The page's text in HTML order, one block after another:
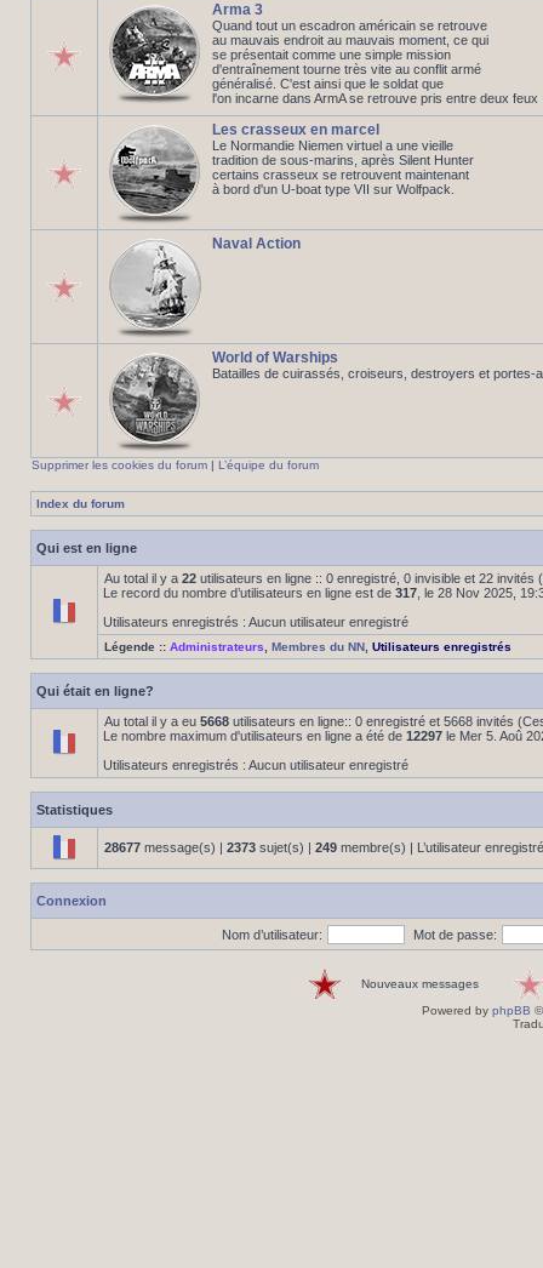
Arma 3
Quand tout un escadron américain se retrouve
au mauvais endroit au mauvais moment, ce qui
se présentait comme une simple mission
d'entraînement tourne très vite au conflit armé
généralisé. C'est ainsi que le soldat que
l'on incarne dans ArmA se retrouve pris entre deux feux
Les crasseux en marcel
Le Normandie Niemen virtuel a une vieille
tradition de sous-marins, après Silent Hunter
certains crasseux se retrouvent maintenant
à bord d'un U-boat type VII sur Wolfpack.
Naval Action
World of Warships
Batailles de cuirassés, croiseurs, destroyers et portes-
Supprimer les cookies du forum | L’équipe du forum
Index du forum
Qui est en ligne
Au total il y a 22 utilisateurs en ligne :: 0 enregistré, 0 invisible et 22
Le record du nombre d’utilisateurs en ligne est de 317 , le 28 Nov 2025,
Utilisateurs enregistrés : Aucun utilisateur enregistré
Légende :: Administrateurs Membres du NN Utilisateurs enregistrés
Qui était en ligne?
Au total il y a eu 5668 utilisateurs en ligne:: 0 enregistré et 5668 invités
Le nombre maximum d'utilisateurs en ligne a été de 12297 le Mer 5. Aoû
Utilisateurs enregistrés : Aucun utilisateur enregistré
Statistiques
28677 message(s) | 2373 sujet(s) | 249 membre(s) | L’utilisateur
Connexion
Nom d’utilisateur: Mot de passe:
Nouveaux messages
Powered by phpBB